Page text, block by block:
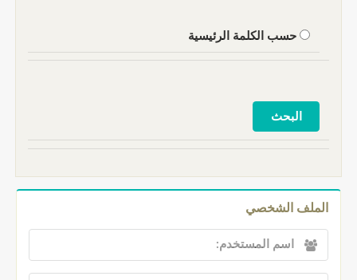
حسب الكلمة الرئيسية
الملف الشخصي